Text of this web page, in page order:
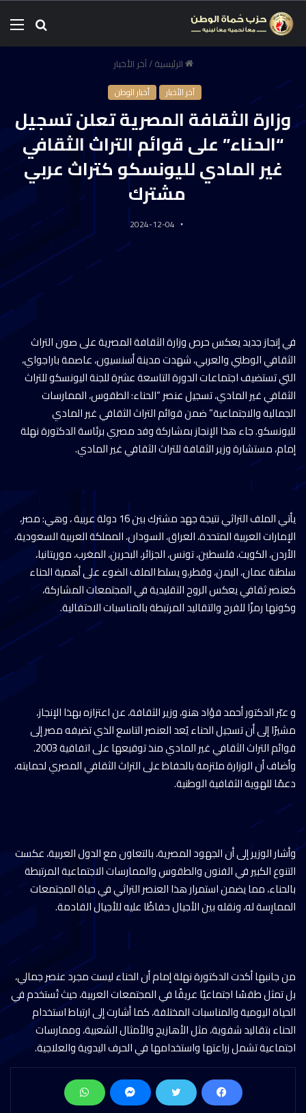
الرئيسية/آخر الأخبار
آخر الأخبار أخبار الوطن
وزارة الثقافة المصرية تعلن تسجيل
“الحناء” على قوائم التراث الثقافي
غير المادي لليونسكو كتراث عربي
مشترك
2024-12-04
في إنجاز جديد يعكس حرص وزارة الثقافة المصرية على صون التراث
الثقافي الوطني والعربي، شهدت مدينة أسنسيون، عاصمة باراجواي،
التي تستضيف اجتماعات الدورة التاسعة عشرة للجنة اليونسكو للتراث
الثقافي غير المادي، تسجيل عنصر “الحناء: الطقوس، الممارسات
الجمالية والاجتماعية” ضمن قوائم التراث الثقافي غير المادي
لليونسكو. جاء هذا الإنجاز بمشاركة وفد مصري برئاسة الدكتورة نهلة
إمام، مستشارة وزير الثقافة للتراث الثقافي غير المادي.
يأتي الملف التراثي نتيجة جهد مشترك بين 16 دولة عربية ، وهي: مصر،
الإمارات العربية المتحدة، العراق، السودان، المملكة العربية السعودية،
الأردن، الكويت، فلسطين، تونس، الجزائر، البحرين، المغرب، موريتانيا،
سلطنة عمان، اليمن، وقطر،و يسلط الملف الضوء على أهمية الحناء
كعنصر ثقافي يعكس الروح التقليدية في المجتمعات المشاركة،
وكونها رمزًا للفرح والتقاليد المرتبطة بالمناسبات الاحتفالية.
و عبّر الدكتور أحمد فؤاد هنو، وزير الثقافة، عن اعتزازه بهذا الإنجاز،
مشيرًا إلى أن تسجيل الحناء يُعد العنصر التاسع الذي تضيفه مصر إلى
قوائم التراث الثقافي غير المادي منذ توقيعها على اتفاقية 2003.
وأضاف أن الوزارة ملتزمة بالحفاظ على التراث الثقافي المصري لحمايته،
دعمًا للهوية الثقافية الوطنية.
وأشار الوزير إلى أن الجهود المصرية، بالتعاون مع الدول العربية، عكست
التنوع الكبير في الفنون والطقوس والممارسات الاجتماعية المرتبطة
بالحناء، مما يضمن استمرار هذا العنصر التراثي في حياة المجتمعات
الممارِسة له، ونقله بين الأجيال حفاظًا عليه للأجيال القادمة.
من جانبها أكدت الدكتورة نهلة إمام أن الحناء ليست مجرد عنصر جمالي،
بل تمثل طقسًا اجتماعيًا عريقًا في المجتمعات العربية، حيث تُستخدم في
الحياة اليومية والمناسبات المختلفة، كما أشارت إلى ارتباط استخدام
الحناء بتقاليد شفوية، مثل الأهازيج والأمثال الشعبية، وممارسات
اجتماعية تشمل زراعتها واستخدامها في الحرف اليدوية والعلاجية.